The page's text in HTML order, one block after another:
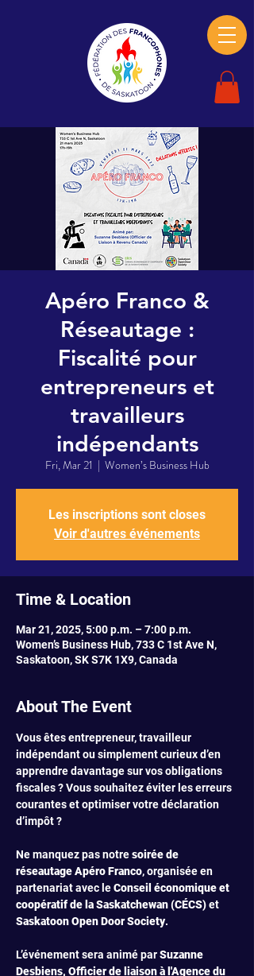
Apéro Franco &
Réseautage :
Fiscalité pour
entrepreneurs et
travailleurs
indépendants
Fri, Mar 21
  |
Women’s Business Hub
Les inscriptions sont closes
Voir d'autres événements
Time & Location
Mar 21, 2025, 5:00 p.m. – 7:00 p.m.
Women’s Business Hub, 733 C 1st Ave N,
Saskatoon, SK S7K 1X9, Canada
About The Event
Vous êtes entrepreneur, travailleur
indépendant ou simplement curieux d’en
apprendre davantage sur vos obligations
fiscales ? Vous souhaitez éviter les erreurs
courantes et optimiser votre déclaration
d’impôt ?
Ne manquez pas notre soirée de
réseautage Apéro Franco, organisée en
partenariat avec le Conseil économique et
coopératif de la Saskatchewan (CÉCS) et
Saskatoon Open Door Society.
L’événement sera animé par Suzanne
Desbiens, Officier de liaison à l'Agence du